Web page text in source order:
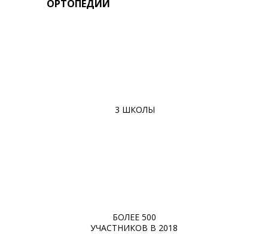
ОРТОПЕДИИ
3 ШКОЛЫ
БОЛЕЕ 500
УЧАСТНИКОВ В 2018